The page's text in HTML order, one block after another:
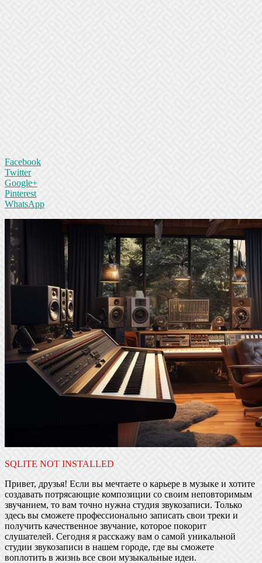
Facebook
Twitter
Google+
Pinterest
WhatsApp
SQLITE NOT INSTALLED
Привет, друзья! Если вы мечтаете о карьере в музыке и хотите
создавать потрясающие композиции со своим неповторимым
звучанием, то вам точно нужна студия звукозаписи. Только
здесь вы сможете профессионально записать свои треки и
получить качественное звучание, которое покорит
слушателей. Сегодня я расскажу вам о самой уникальной
студии звукозаписи в нашем городе, где вы сможете
воплотить в жизнь все свои музыкальные идеи.